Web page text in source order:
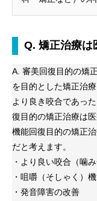
Q. 矯正治療は
A. 審美回復目的の矯
を目的とした矯正治
より良き咬合であっ
復目的の矯正治療は
機能回復目的の矯正
だと考えます。
・より良い咬合（噛
・咀嚼（そしゃく）
・発音障害の改善